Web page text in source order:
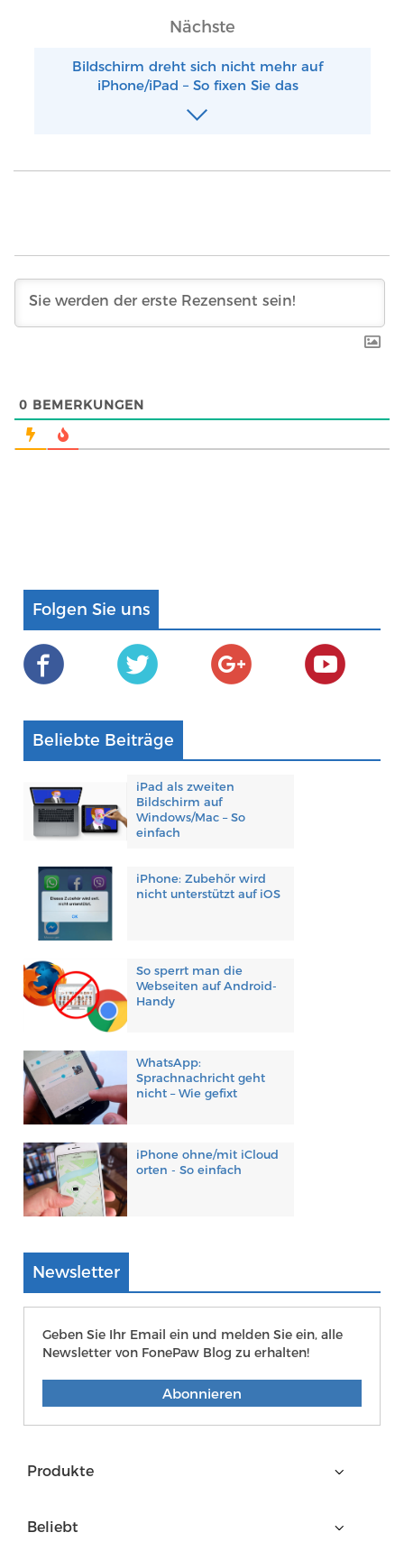
Nächste
Bildschirm dreht sich nicht mehr auf
iPhone/iPad – So fixen Sie das
0 BEMERKUNGEN
Folgen Sie uns
Beliebte Beiträge
iPad als zweiten
Bildschirm auf
Windows/Mac – So
einfach
iPhone: Zubehör wird
nicht unterstützt auf iOS
So sperrt man die
Webseiten auf Android-
Handy
WhatsApp:
Sprachnachricht geht
nicht – Wie gefixt
iPhone ohne/mit iCloud
orten - So einfach
Newsletter
Geben Sie Ihr Email ein und melden Sie ein, alle
Newsletter von FonePaw Blog zu erhalten!
Abonnieren
Produkte
Beliebt